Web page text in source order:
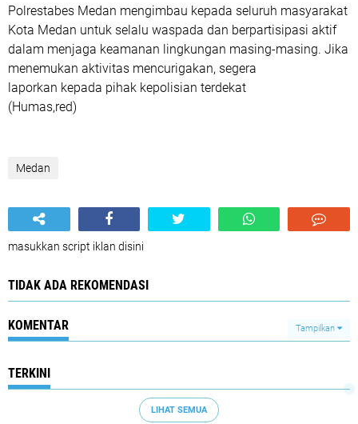
Polrestabes Medan mengimbau kepada seluruh masyarakat
Kota Medan untuk selalu waspada dan berpartisipasi aktif
dalam menjaga keamanan lingkungan masing-masing. Jika
menemukan aktivitas mencurigakan, segera
laporkan kepada pihak kepolisian terdekat
(Humas,red)
Medan
masukkan script iklan disini
TIDAK ADA REKOMENDASI
KOMENTAR Tampilkan
TERKINI
LIHAT SEMUA